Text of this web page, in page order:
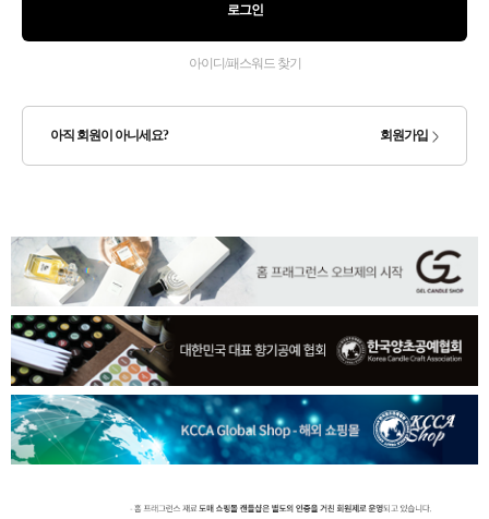
로그인
아이디/패스워드 찾기
아직 회원이 아니세요? 회원가입